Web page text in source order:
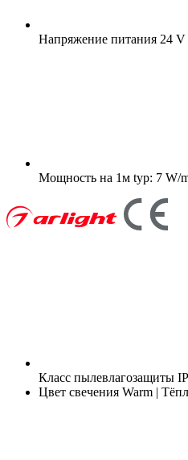
Напряжение питания 24 V
Мощность на 1м typ: 7 W/
Класс пылевлагозащиты
Цвет свечения Warm |